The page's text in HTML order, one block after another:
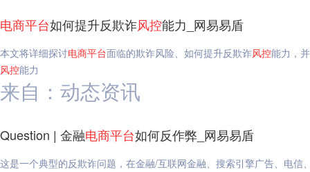
电商平台如何提升反欺诈风控能力_网易易盾
本文将详细探讨电商平台面临的欺诈风险、如何提升反欺诈风控能力，
风控能力
来自：动态资讯
Question | 金融电商平台如何反作弊_网易易盾
这是一个典型的反欺诈问题，在金融/互联网金融、搜索引擎广告、电信